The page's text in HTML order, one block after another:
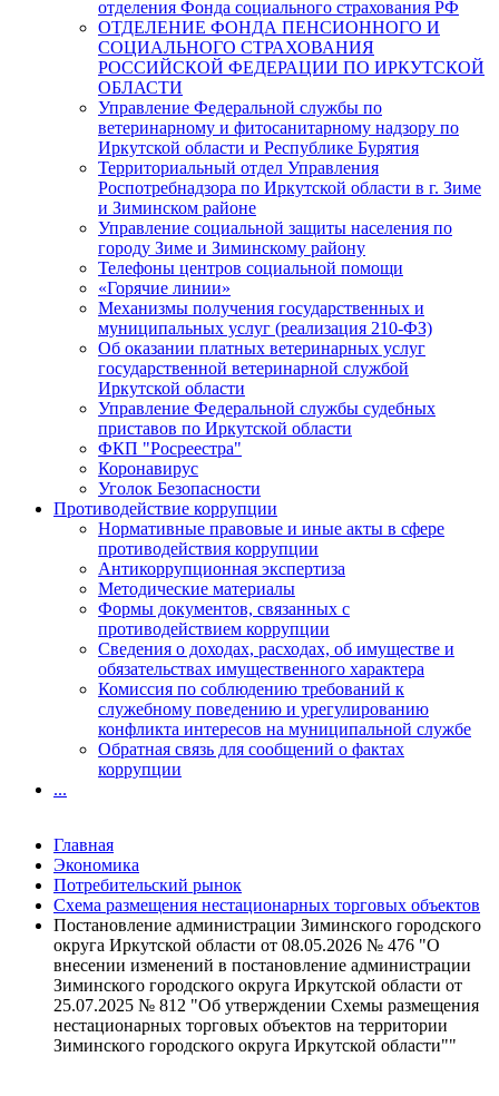
отделения Фонда социального страхования РФ
ОТДЕЛЕНИЕ ФОНДА ПЕНСИОННОГО И
СОЦИАЛЬНОГО СТРАХОВАНИЯ
РОССИЙСКОЙ ФЕДЕРАЦИИ ПО ИРКУТСКОЙ
ОБЛАСТИ
Управление Федеральной службы по
ветеринарному и фитосанитарному надзору по
Иркутской области и Республике Бурятия
Территориальный отдел Управления
Роспотребнадзора по Иркутской области в г. Зиме
и Зиминском районе
Управление социальной защиты населения по
городу Зиме и Зиминскому району
Телефоны центров социальной помощи
«Горячие линии»
Механизмы получения государственных и
муниципальных услуг (реализация 210-ФЗ)
Об оказании платных ветеринарных услуг
государственной ветеринарной службой
Иркутской области
Управление Федеральной службы судебных
приставов по Иркутской области
ФКП "Росреестра"
Коронавирус
Уголок Безопасности
Противодействие коррупции
Нормативные правовые и иные акты в сфере
противодействия коррупции
Антикоррупционная экспертиза
Методические материалы
Формы документов, связанных с
противодействием коррупции
Сведения о доходах, расходах, об имуществе и
обязательствах имущественного характера
Комиссия по соблюдению требований к
служебному поведению и урегулированию
конфликта интересов на муниципальной службе
Обратная связь для сообщений о фактах
коррупции
...
Главная
Экономика
Потребительский рынок
Схема размещения нестационарных торговых объектов
Постановление администрации Зиминского городского
округа Иркутской области от 08.05.2026 № 476 "О
внесении изменений в постановление администрации
Зиминского городского округа Иркутской области от
25.07.2025 № 812 "Об утверждении Схемы размещения
нестационарных торговых объектов на территории
Зиминского городского округа Иркутской области""